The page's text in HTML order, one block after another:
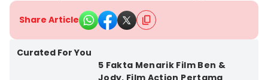
Share Article
Curated For You
5 Fakta Menarik Film Ben &
Jody, Film Action Pertama